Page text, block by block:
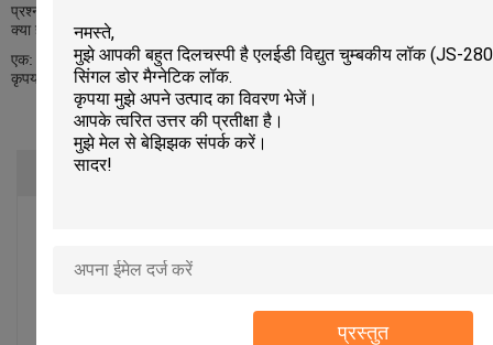
प्रस्तुत
प्रश्न: मैं एक पुनर्विक्रेता हूं, मैं आपके आइटम के कई टुकड़े खरीदना चाहता हूं, थोक मूल्य
क्या है?
एक: नमस्ते, अपनी जांच के लिए धन्यवाद, अगर आप बड़ी मात्रा में खरीदना चाहते हैं, तो
कृपया हमें ईमेल भेजें, हम आपको सबसे अच्छी कीमत देंगे, धन्यवाद!
रेटिंग और समीक्षा
समग्र रेटिंग
5.0
इस आपूर्तिकर्ता के लिए 50 समीक्षाओं पर आधारित